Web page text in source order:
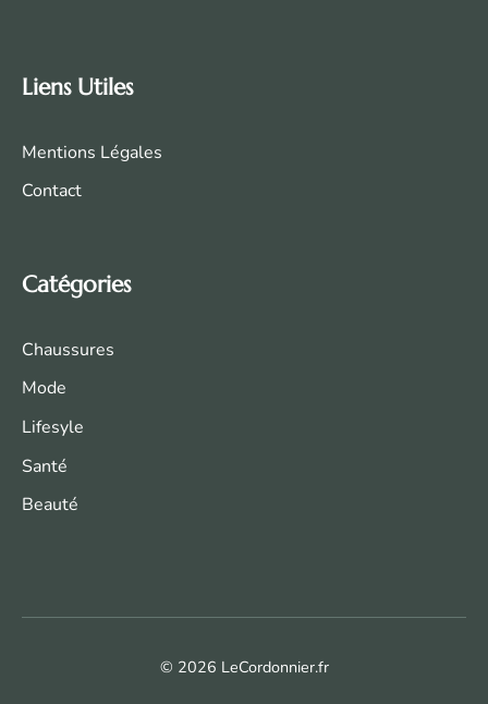
Liens Utiles
Mentions Légales
Contact
Catégories
Chaussures
Mode
Lifesyle
Santé
Beauté
© 2026 LeCordonnier.fr